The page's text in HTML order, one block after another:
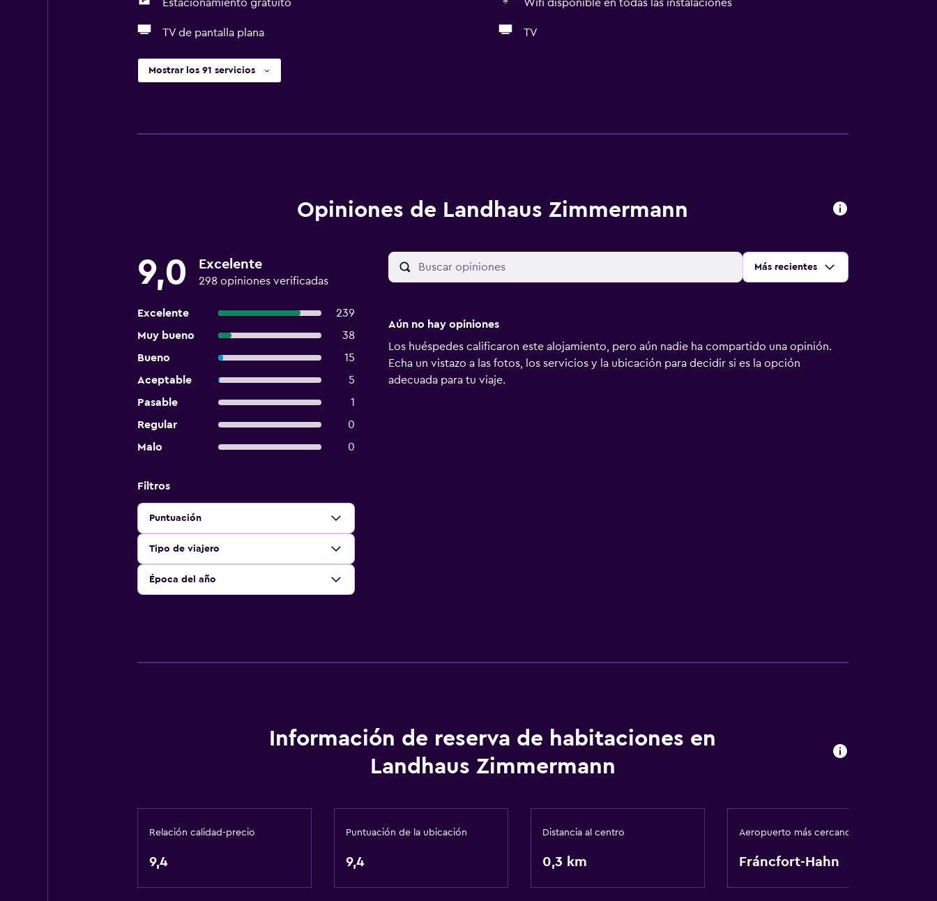
Estacionamiento gratuito Wifi disponible en todas las instalaciones
TV de pantalla plana TV
Mostrar los 91 servicios
Opiniones de Landhaus Zimmermann
9,0 Excelente
298 opiniones verificadas
Excelente
239
Muy bueno
38
Bueno
15
Aceptable
5
Pasable
1
Regular
0
Malo
0
Ordenar por:
Más recientes
Filtros
Puntuación
Tipo de viajero
Época del año
Aún no hay opiniones
Los huéspedes calificaron este alojamiento, pero aún nadie ha compartido una opinión.
Echa un vistazo a las fotos, los servicios y la ubicación para decidir si es la opción
adecuada para tu viaje.
Información de reserva de habitaciones en
Landhaus Zimmermann
Relación calidad-precio
9,4
Puntuación de la ubicación
9,4
Distancia al centro
0,3 km
Aeropuerto más cercano
Fráncfort-Hahn